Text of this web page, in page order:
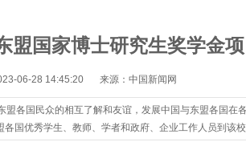
盟国家博士研究生奖学金项
06-28 14:45:20 来源：中国新闻网
各国民众的相互了解和友谊，发展中国与东盟各国在
国优秀学生、教师、学者和政府、企业工作人员到该校